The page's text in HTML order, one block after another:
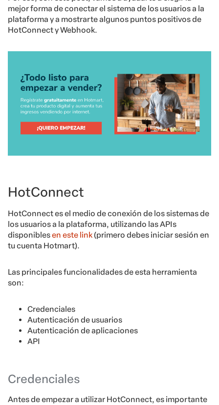
mejor forma de conectar el sistema de los usuarios a la
plataforma y a mostrarte algunos puntos positivos de
HotConnect y Webhook.
HotConnect
HotConnect es el medio de conexión de los sistemas de
los usuarios a la plataforma, utilizando las APIs
disponiblesen este link (primero debes iniciar sesión en
tu cuenta Hotmart).
Las principales funcionalidades de esta herramienta
son:
Credenciales
Autenticación de usuarios
Autenticación de aplicaciones
API
Credenciales
Antes de empezar a utilizar HotConnect, es importante